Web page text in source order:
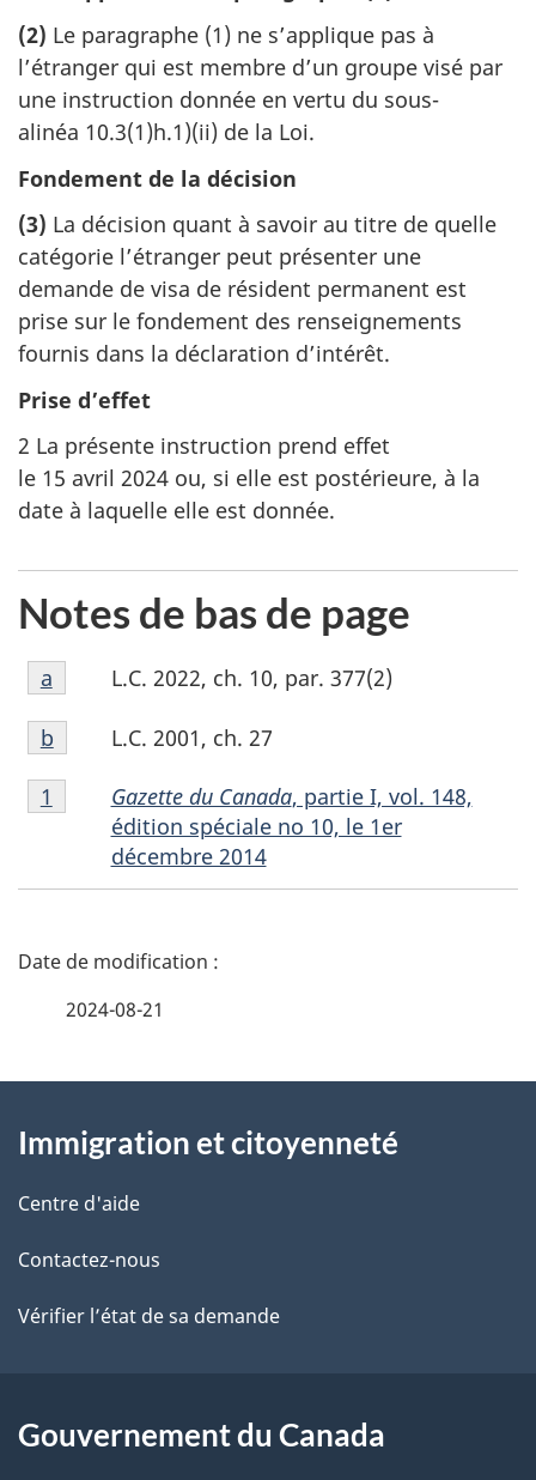
(2) Le paragraphe (1) ne s’applique pas à
l’étranger qui est membre d’un groupe visé par
une instruction donnée en vertu du sous-
alinéa 10.3(1)h.1)(ii) de la Loi.
Fondement de la décision
(3) La décision quant à savoir au titre de quelle
catégorie l’étranger peut présenter une
demande de visa de résident permanent est
prise sur le fondement des renseignements
fournis dans la déclaration d’intérêt.
Prise d’effet
2 La présente instruction prend effet
le 15 avril 2024 ou, si elle est postérieure, à la
date à laquelle elle est donnée.
Notes de bas de page
Notes
de
bas
de
page
a
L.C. 2022, ch. 10, par. 377(2)
Retour à la référence de la note de bas de page
a Référent
Notes
de
bas
de
L.C. 2001, ch. 27
Retour à la référence de la note de bas de page
b Référent
1
Gazette du Canada, partie I, vol. 148,
édition spéciale no 10, le 1er
décembre 2014
Retour à la référence de la note de bas de page
1
D
i
l
s
d
l
2024-08-21
propos
de
ce
site
Immigration et citoyenneté
Centre d'aide
Contactez-nous
Vérifier l’état de sa demande
Gouvernement du Canada